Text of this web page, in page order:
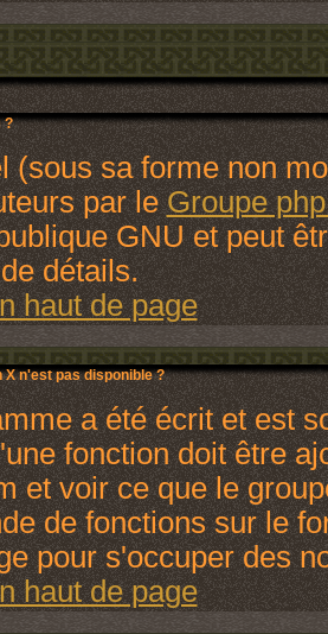
?
(sous sa forme non
par leGroupe
GNU et peut
détails.
haut de page
n'est pas disponible ?
a été écrit et est
fonction doit être
et voir ce que le
de fonctions sur le
pour s'occuper des
haut de page